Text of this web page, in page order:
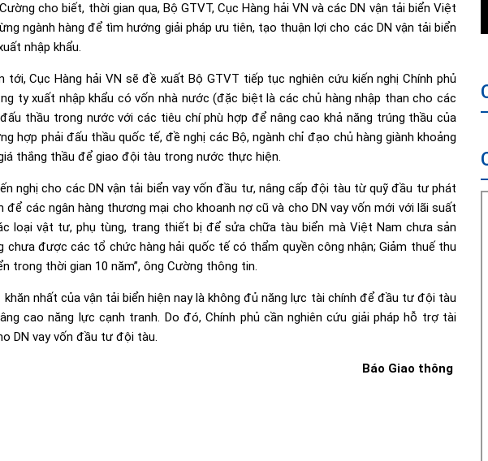
cho biết, thời gian qua, Bộ GTVT, Cục Hàng hải VN và các DN vận tải biển Việt
ngành hàng để tìm hướng giải pháp ưu tiên, tạo thuận lợi cho các DN vận tải biển
nhập khẩu.
tới, Cục Hàng hải VN sẽ đề xuất Bộ GTVT tiếp tục nghiên cứu kiến nghị Chính phủ
ty xuất nhập khẩu có vốn nhà nước (đặc biệt là các chủ hàng nhập than cho các
thầu trong nước với các tiêu chí phù hợp để nâng cao khả năng trúng thầu của
hợp phải đấu thầu quốc tế, đề nghị các Bộ, ngành chỉ đạo chủ hàng giành khoảng
thắng thầu để giao đội tàu trong nước thực hiện.
nghị cho các DN vận tải biển vay vốn đầu tư, nâng cấp đội tàu từ quỹ đầu tư phát
các ngân hàng thương mại cho khoanh nợ cũ và cho DN vay vốn mới với lãi suất
loại vật tư, phụ tùng, trang thiết bị để sửa chữa tàu biển mà Việt Nam chưa sản
chưa được các tổ chức hàng hải quốc tế có thẩm quyền công nhận; Giảm thuế thu
trong thời gian 10 năm”, ông Cường thông tin.
khăn nhất của vận tải biển hiện nay là không đủ năng lực tài chính để đầu tư đội tàu
cao năng lực cạnh tranh. Do đó, Chính phủ cần nghiên cứu giải pháp hỗ trợ tài
DN vay vốn đầu tư đội tàu.
Báo Giao thông